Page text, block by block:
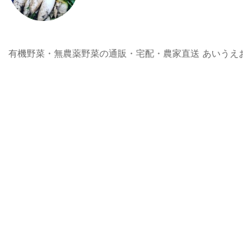
有機野菜・無農薬野菜の通販・宅配・農家直送 あいうえ